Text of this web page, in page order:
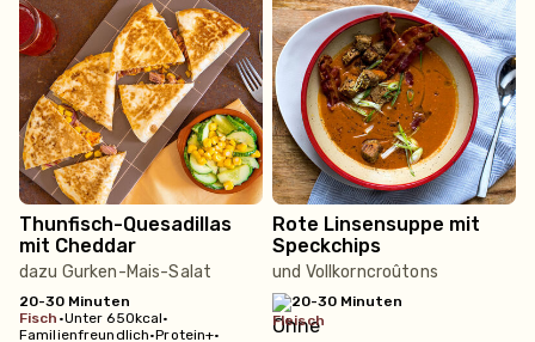
Thunfisch-Quesadillas
mit Cheddar
dazu Gurken-Mais-Salat
20-30 Minuten
fisch •Unter 650kcal•
Familienfreundlich•Protein+•
Rote Linsensuppe mit
Speckchips
und Vollkorncroûtons
20-30 Minuten
fleisch